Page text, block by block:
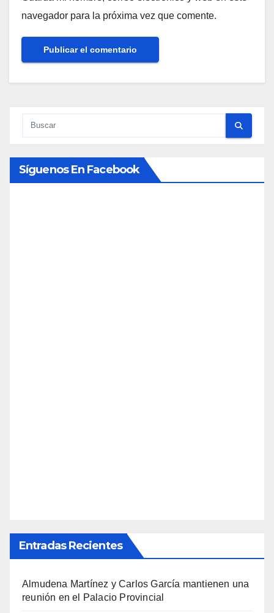
navegador para la próxima vez que comente.
Síguenos En Facebook
Entradas Recientes
Almudena Martínez y Carlos García mantienen una
reunión en el Palacio Provincial